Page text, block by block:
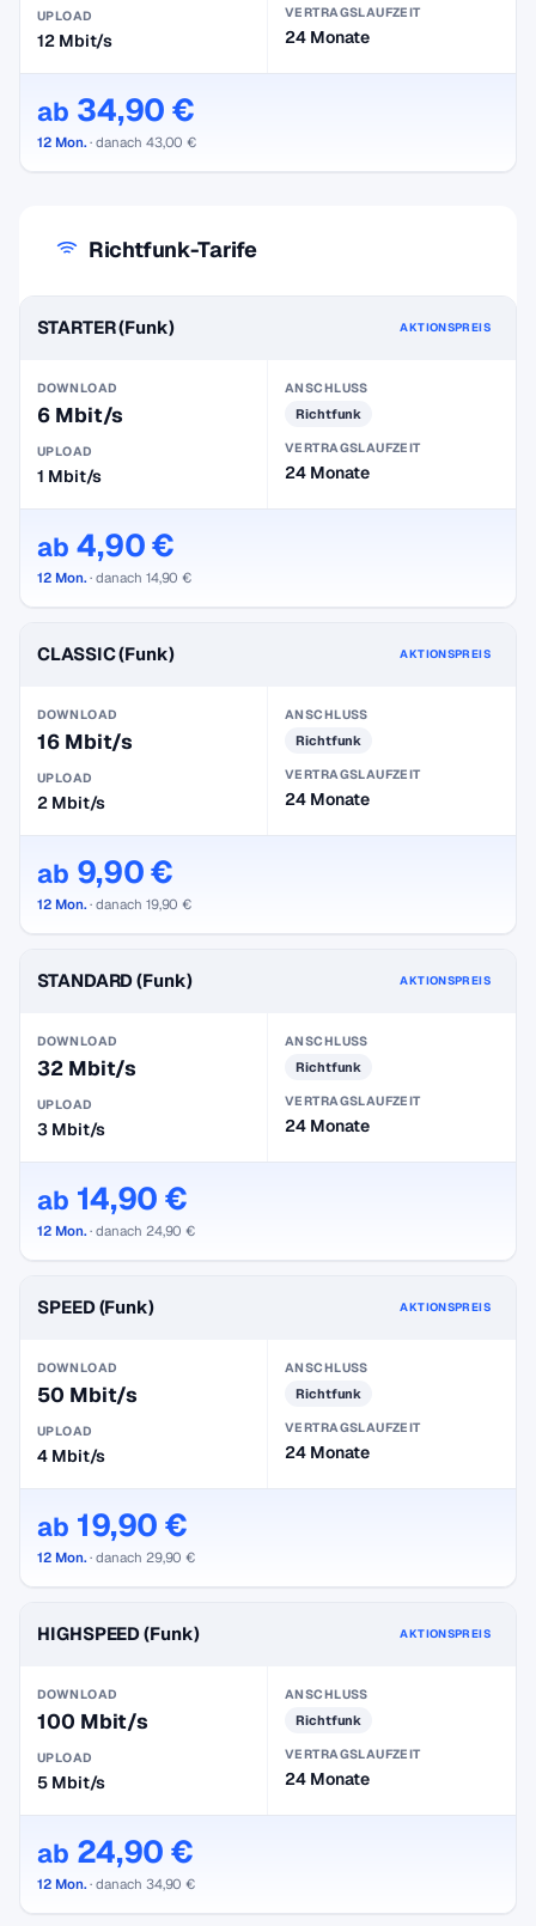
UPLOAD
12 Mbit/s
VERTRAGSLAUFZEIT
24 Monate
ab 34,90 €
12 Mon.· danach 43,00 €
Richtfunk-Tarife
STARTER (Funk) AKTIONSPREIS
DOWNLOAD
6 Mbit/s
UPLOAD
1 Mbit/s
ANSCHLUSS
Richtfunk
VERTRAGSLAUFZEIT
24 Monate
ab 4,90 €
12 Mon.· danach 14,90 €
CLASSIC (Funk) AKTIONSPREIS
DOWNLOAD
16 Mbit/s
UPLOAD
2 Mbit/s
ANSCHLUSS
Richtfunk
VERTRAGSLAUFZEIT
24 Monate
ab 9,90 €
12 Mon.· danach 19,90 €
STANDARD (Funk) AKTIONSPREIS
DOWNLOAD
32 Mbit/s
UPLOAD
3 Mbit/s
ANSCHLUSS
Richtfunk
VERTRAGSLAUFZEIT
24 Monate
ab 14,90 €
12 Mon.· danach 24,90 €
SPEED (Funk) AKTIONSPREIS
DOWNLOAD
50 Mbit/s
UPLOAD
4 Mbit/s
ANSCHLUSS
Richtfunk
VERTRAGSLAUFZEIT
24 Monate
ab 19,90 €
12 Mon.· danach 29,90 €
HIGHSPEED (Funk) AKTIONSPREIS
DOWNLOAD
100 Mbit/s
UPLOAD
5 Mbit/s
ANSCHLUSS
Richtfunk
VERTRAGSLAUFZEIT
24 Monate
ab 24,90 €
12 Mon.· danach 34,90 €